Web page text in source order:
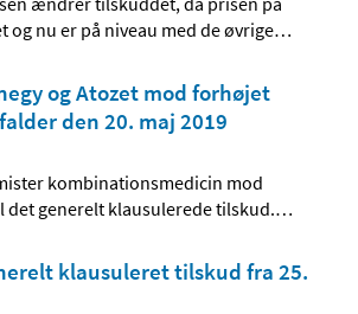
og nu er på niveau med de øvrige…
og Atozet mod forhøjet
den 20. maj 2019
kombinationsmedicin mod
generelt klausulerede tilskud.…
klausuleret tilskud fra 25.